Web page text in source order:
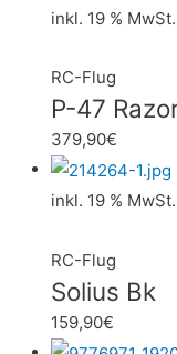
inkl. 19 % MwSt.
RC-Flug
P-47
379,90€
inkl. 19 % MwSt.
RC-Flug
Solius Bk
159,90€